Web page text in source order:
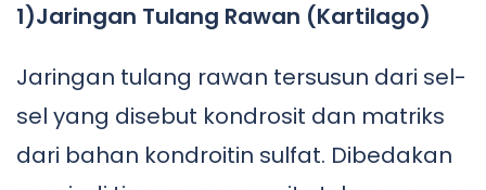
1)Jaringan Tulang Rawan (Kartilago)
Jaringan tulang rawan tersusun dari sel-
sel yang disebut kondrosit dan matriks
dari bahan kondroitin sulfat. Dibedakan